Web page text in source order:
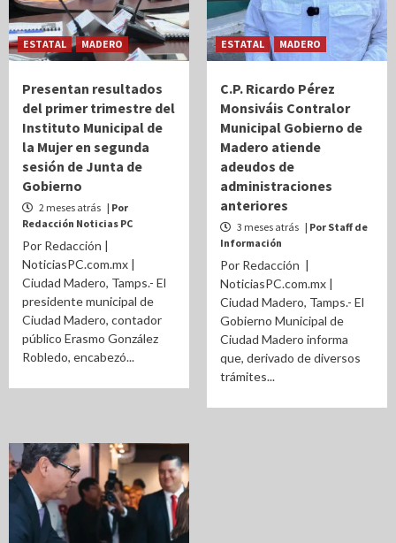
ESTATAL MADERO
Presentan resultados
del primer trimestre del
Instituto Municipal de
la Mujer en segunda
sesión de Junta de
Gobierno
2 meses atrás | Por
Redacción Noticias PC
Por Redacción |
NoticiasPC.com.mx |
Ciudad Madero, Tamps.- El
presidente municipal de
Ciudad Madero, contador
público Erasmo González
Robledo, encabezó...
ESTATAL MADERO
C.P. Ricardo Pérez
Monsiváis Contralor
Municipal Gobierno de
Madero atiende
adeudos de
administraciones
anteriores
3 meses atrás | Por Staff de
Información
Por Redacción |
NoticiasPC.com.mx |
Ciudad Madero, Tamps.- El
Gobierno Municipal de
Ciudad Madero informa
que, derivado de diversos
trámites...